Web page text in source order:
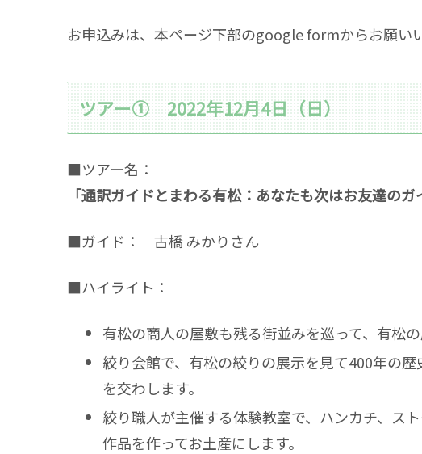
お申込みは、本ページ下部のgoogle formからお願い
ツアー① 2022年12月4日（日）
■ツアー名：
「通訳ガイドとまわる有松：あなたも次はお友達のガ
■ガイド： 古橋 みかりさん
■ハイライト：
有松の商人の屋敷も残る街並みを巡って、有松の
絞り会館で、有松の絞りの展示を見て400年の
を交わします。
絞り職人が主催する体験教室で、ハンカチ、ス
作品を作ってお土産にします。